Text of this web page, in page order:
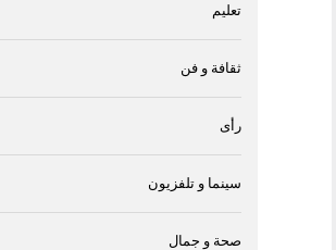
تعليم
ثقافة و فن
رأى
سينما و تلفزيون
صحة و جمال